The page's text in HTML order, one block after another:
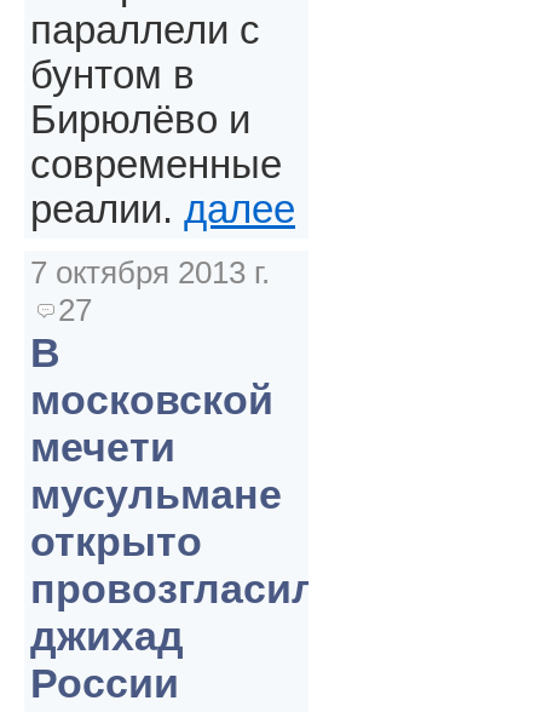
параллели с
бунтом в
Бирюлёво и
современные
реалии. далее
7 октября 2013 г.
27
В
московской
мечети
мусульмане
открыто
провозгласили
джихад
России